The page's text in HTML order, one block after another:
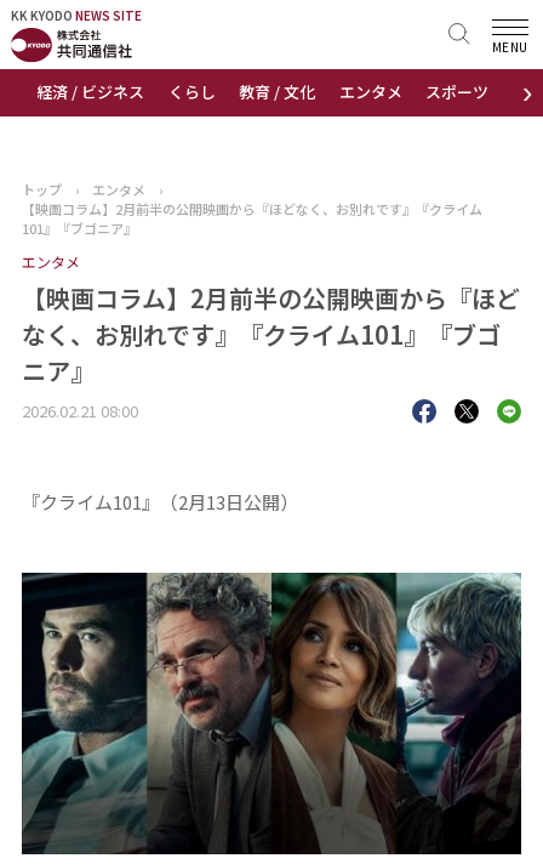
KK KYODO NEWS SITE
›
経済 / ビジネス くらし 教育 / 文化 エンタメ スポーツ 地域
MENU
KK KYODONEWS SITE
トップページ
ニュース
おすすめコンテンツ
出版物
会社概要
トップ › エンタメ
›
【映画コラム】2月前半の公開映画から『ほどなく、お別れです』『クライム
101』『ブゴニア』
エンタメ
【映画コラム】2月前半の公開映画から『ほど
なく、お別れです』『クライム101』『ブゴ
ニア』
2026.02.21 08:00
『クライム101』（2月13日公開）